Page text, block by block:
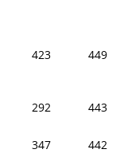
423 449
292
443
347
442